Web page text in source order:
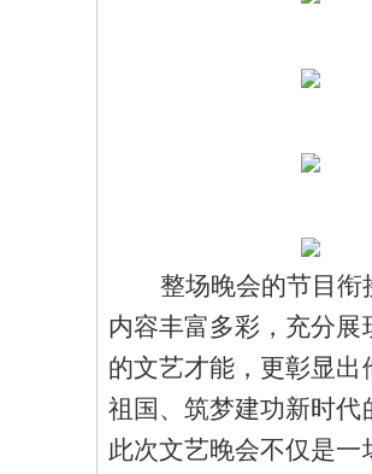
整场晚会的节目衔
内容丰富多彩，充分展
的文艺才能，更彰显出
祖国、筑梦建功新时代
此次文艺晚会不仅是一